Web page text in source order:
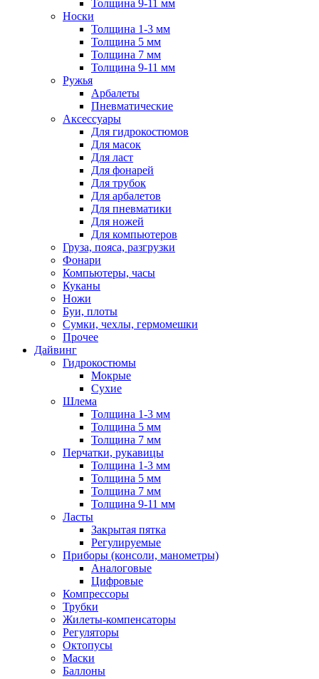
Толщина 9-11 мм
Носки
Толщина 1-3 мм
Толщина 5 мм
Толщина 7 мм
Толщина 9-11 мм
Ружья
Арбалеты
Пневматические
Аксессуары
Для гидрокостюмов
Для масок
Для ласт
Для фонарей
Для трубок
Для арбалетов
Для пневматики
Для ножей
Для компьютеров
Груза, пояса, разгрузки
Фонари
Компьютеры, часы
Куканы
Ножи
Буи, плоты
Сумки, чехлы, гермомешки
Прочее
Дайвинг
Гидрокостюмы
Мокрые
Сухие
Шлема
Толщина 1-3 мм
Толщина 5 мм
Толщина 7 мм
Перчатки, рукавицы
Толщина 1-3 мм
Толщина 5 мм
Толщина 7 мм
Толщина 9-11 мм
Ласты
Закрытая пятка
Регулируемые
Приборы (консоли, манометры)
Аналоговые
Цифровые
Компрессоры
Трубки
Жилеты-компенсаторы
Регуляторы
Октопусы
Маски
Баллоны